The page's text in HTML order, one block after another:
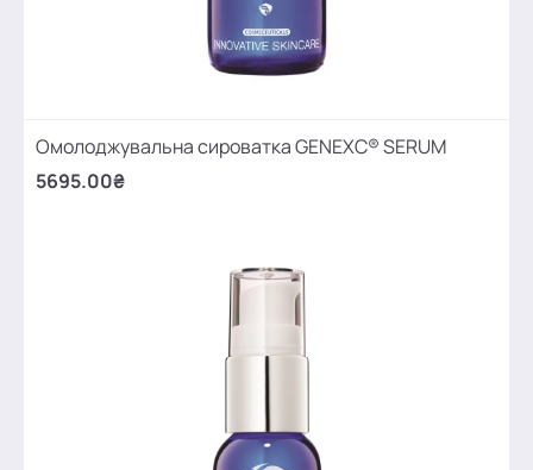
Омолоджувальна сироватка GENEXC® SERUM
5695.00₴